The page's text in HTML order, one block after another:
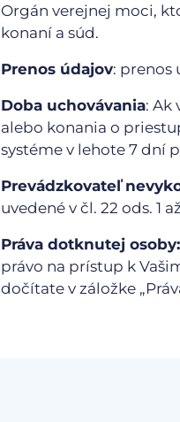
Orgán verejnej moci,
konaní a súd.
Prenos údajov: prenos
Doba uchovávania: Ak
alebo konania o
systéme v lehote 7 dní
Prevádzkovateľ
uvedené v čl. 22 ods. 1
Práva dotknutej osoby:
právo na prístup k
dočítate v záložke